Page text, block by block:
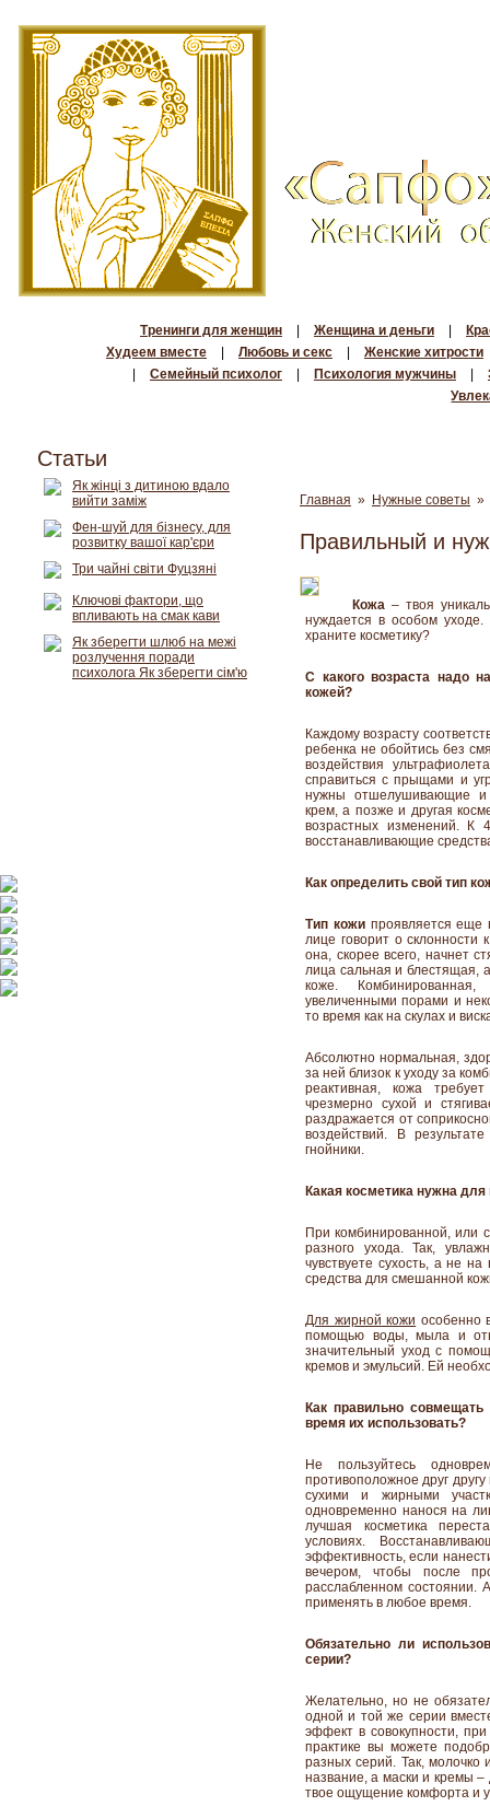
Тренинги для женщин Женщина и деньги
Худеем вместе
Любовь и секс
Женские хитрости
Семейный психолог Психология мужчины
Главная » Нужные советы »
Правильный и
Кожа – твоя
нуждается в особом
храните косметику?
С какого возраста надо
кожей?
Каждому возрасту
ребенка не обойтись без
воздействия
справиться с прыщами и
нужны отшелушивающие и
крем, а позже и другая
возрастных изменений. К
восстанавливающие
Как определить свой тип
Тип кожипроявляется еще
лице говорит о
она, скорее всего, начнет
лица сальная и блестящая,
коже.
увеличенными порами и
то время как на скулах и
Абсолютно нормальная,
за ней близок к уходу за
реактивная, кожа
чрезмерно сухой и
раздражается от
воздействий. В
гнойники.
Какая косметика нужна
При комбинированной, или
разного ухода. Так,
чувствуете сухость, а не
средства для смешанной
Для жирной кожи особенно
помощью воды, мыла и
значительный уход с
кремов и эмульсий. Ей
Как правильно
время их использовать?
Не пользуйтесь
противоположное друг
сухими и жирными
одновременно нанося на
лучшая косметика
условиях.
эффективность, если
вечером, чтобы после
расслабленном
применять в любое время.
Обязательно ли
серии?
Желательно, но не
одной и той же серии
эффект в совокупности,
практике вы можете
разных серий. Так, молочко
название, а маски и кремы –
твое ощущение комфорта и
Статьи
Як жінці з дитиною вдало
вийти заміж
Фен-шуй для бізнесу, для
розвитку вашої кар'єри
Три чайні світи Фуцзяні
Ключові фактори, що
впливають на смак кави
Як зберегти шлюб на межі
розлучення поради
психолога Як зберегти сім'ю